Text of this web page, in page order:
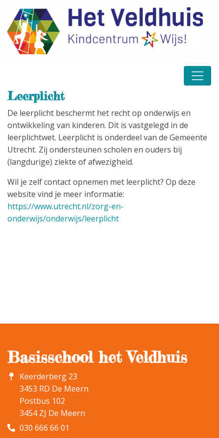
Leerplicht
De leerplicht beschermt het recht op onderwijs en
ontwikkeling van kinderen. Dit is vastgelegd in de
leerplichtwet. Leerplicht is onderdeel van de Gemeente
Utrecht. Zij ondersteunen scholen en ouders bij
(langdurige) ziekte of afwezigheid.
Wil je zelf contact opnemen met leerplicht? Op deze
website vind je meer informatie:
https://www.utrecht.nl/zorg-en-
onderwijs/onderwijs/leerplicht
Basisschool het Veldhuis
Keerderberg 23
3453 RD De Meern
Postbus 102
3454 ZJ De Meern
030 666 66 01